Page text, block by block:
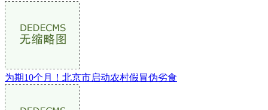
为期10个月！北京市启动农村假冒伪劣食